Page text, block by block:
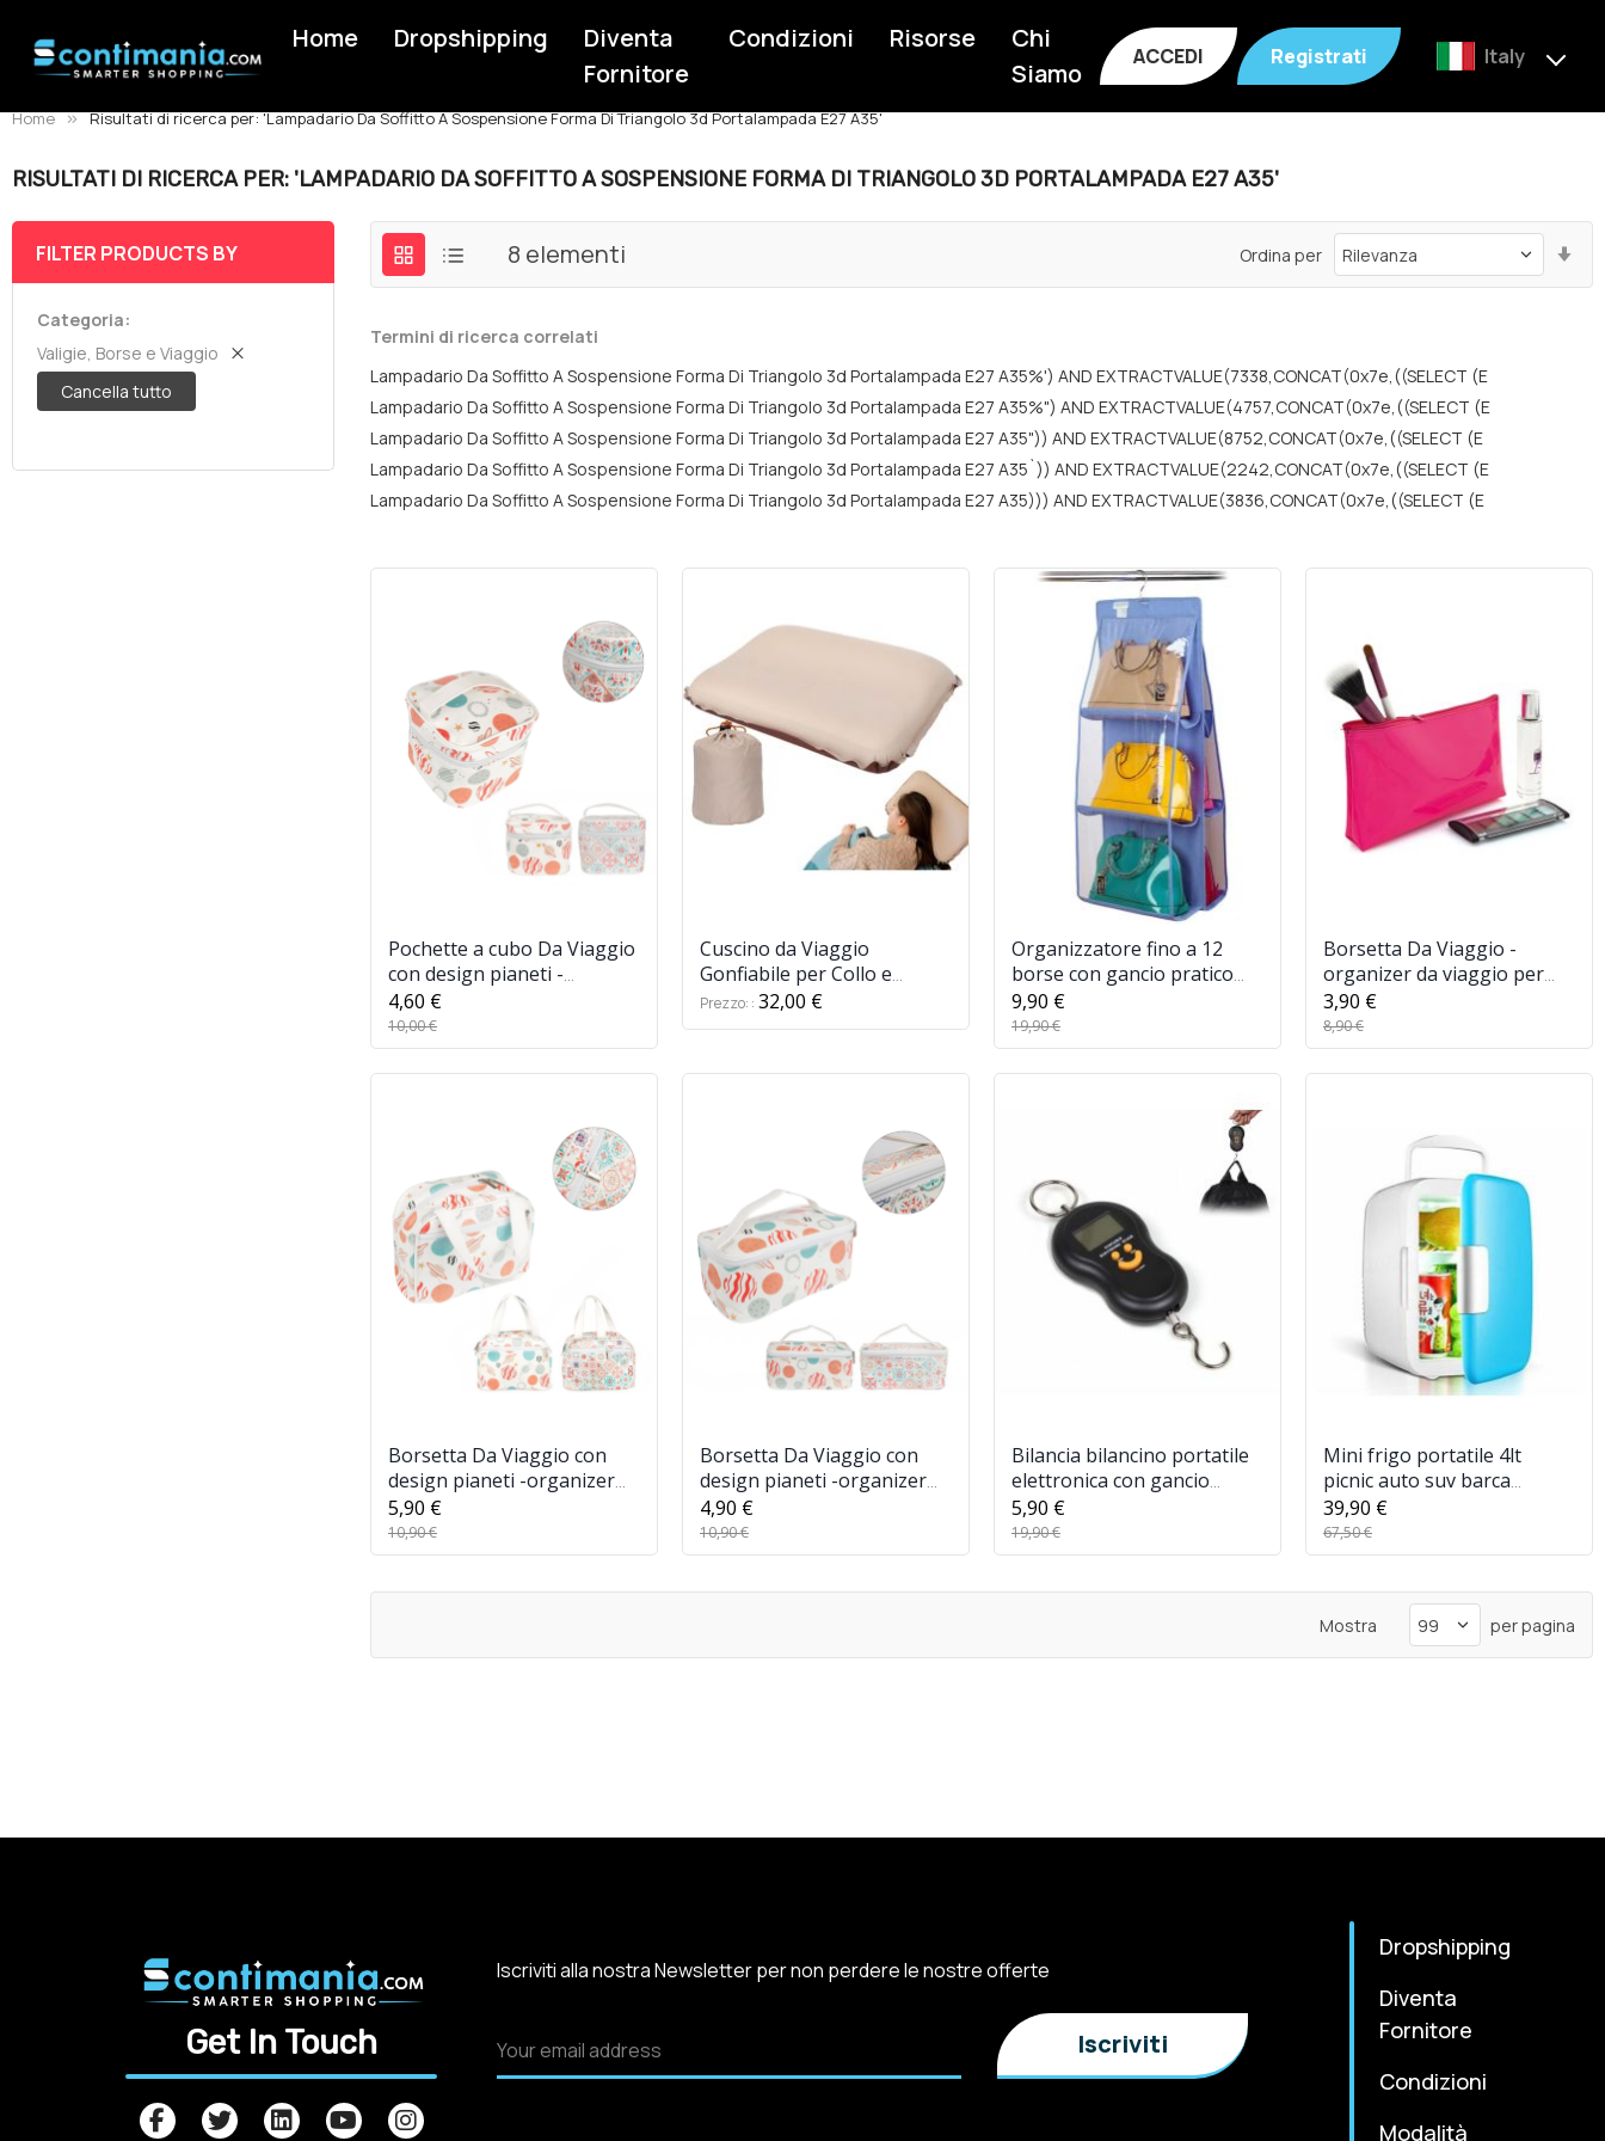
Home Dropshipping
Diventa
Fornitore
Condizioni Risorse
Chi
Siamo
ACCEDI Registrati Italy
Home Risultati di ricerca per: 'Lampadario Da Soffitto A Sospensione Forma Di Triangolo 3d Portalampada E27 A35'
RISULTATI DI RICERCA PER: 'LAMPADARIO DA SOFFITTO A SOSPENSIONE FORMA DI TRIANGOLO 3D PORTALAMPADA E27 A35'
8 elementi Ordina per
Termini di ricerca correlati
Lampadario Da Soffitto A Sospensione Forma Di Triangolo 3d Portalampada E27 A35%') AND EXTRACTVALUE(7338,CONCAT(0x7e,((SELECT (E
Lampadario Da Soffitto A Sospensione Forma Di Triangolo 3d Portalampada E27 A35%") AND EXTRACTVALUE(4757,CONCAT(0x7e,((SELECT (E
Lampadario Da Soffitto A Sospensione Forma Di Triangolo 3d Portalampada E27 A35")) AND EXTRACTVALUE(8752,CONCAT(0x7e,((SELECT (E
Lampadario Da Soffitto A Sospensione Forma Di Triangolo 3d Portalampada E27 A35`)) AND EXTRACTVALUE(2242,CONCAT(0x7e,((SELECT (E
Lampadario Da Soffitto A Sospensione Forma Di Triangolo 3d Portalampada E27 A35))) AND EXTRACTVALUE(3836,CONCAT(0x7e,((SELECT (E
Pochette a cubo Da Viaggio
con design pianeti -
organizer da viaggio per
Cosmetici Impermeabile
4,60 €
10,00 €
Cuscino da Viaggio
Gonfiabile per Collo e
Testa, Compatto e Leggero,
Pieghevole, Multifunzione
Prezzo: 32,00 €
Organizzatore fino a 12
borse con gancio pratico
organizer da armadio o
porta
9,90 €
19,90 €
Borsetta Da Viaggio -
organizer da viaggio per
Cosmetici Impermeabile
3,90 €
8,90 €
Borsetta Da Viaggio con
design pianeti -organizer
da viaggio per Cosmetici
Impermeabile
5,90 €
10,90 €
Borsetta Da Viaggio con
design pianeti -organizer
da viaggio per Cosmetici
Impermeabile
4,90 €
10,90 €
Bilancia bilancino portatile
elettronica con gancio
pesca caccia valigie 40 kg
5,90 €
19,90 €
Mini frigo portatile 4lt
picnic auto suv barca
camper riscalda caldo
freddo 12v
39,90 €
67,50 €
Mostra per pagina
FILTER PRODUCTS BY
Categoria
Valigie, Borse e Viaggio
Cancella tutto
Get In Touch
Iscriviti alla nostra Newsletter per non perdere le nostre offerte
Dropshipping
Diventa
Fornitore
Condizioni
Modalità